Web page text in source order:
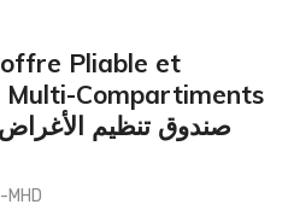
Pliable et
Multi-Compartiments
MHD